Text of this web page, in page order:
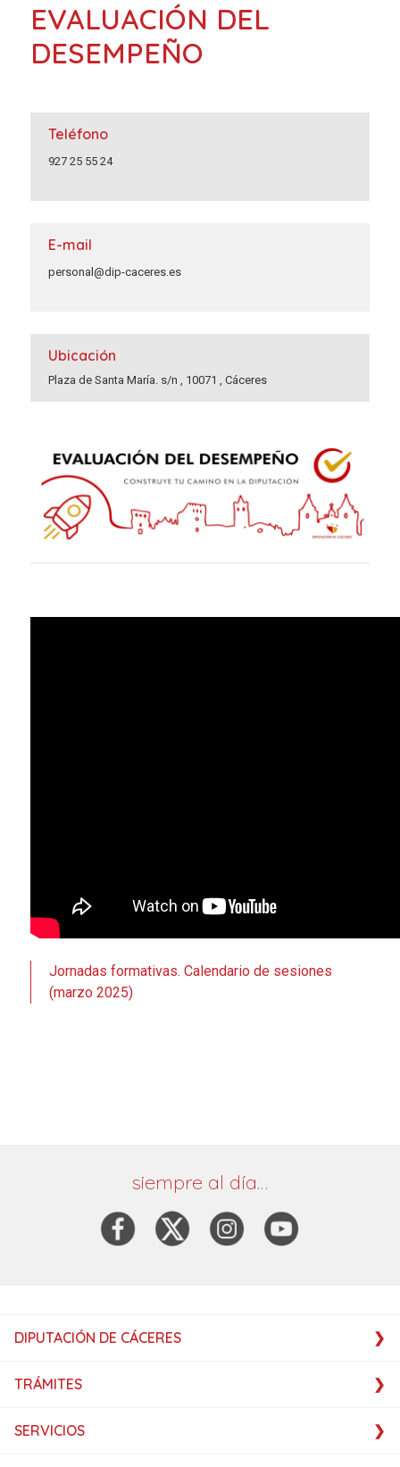
EVALUACIÓN DEL
DESEMPEÑO
Teléfono
927 25 55 24
E-mail
personal@dip-caceres.es
Ubicación
Plaza de Santa María. s/n , 10071 , Cáceres
Jornadas formativas. Calendario de sesiones
(marzo 2025)
siempre al día…
DIPUTACIÓN DE CÁCERES
TRÁMITES
SERVICIOS